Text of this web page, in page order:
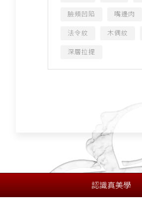
臉頰凹陷 嘴邊肉
法令紋 木偶紋
深層拉提
認識真美學